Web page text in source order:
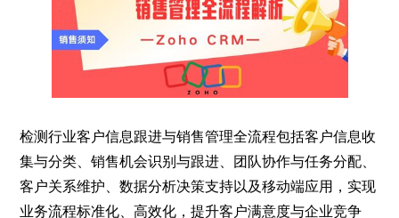
检测行业客户信息跟进与销售管理全流程包括客户信息收
集与分类、销售机会识别与跟进、团队协作与任务分配、
客户关系维护、数据分析决策支持以及移动端应用，实现
业务流程标准化、高效化，提升客户满意度与企业竞争